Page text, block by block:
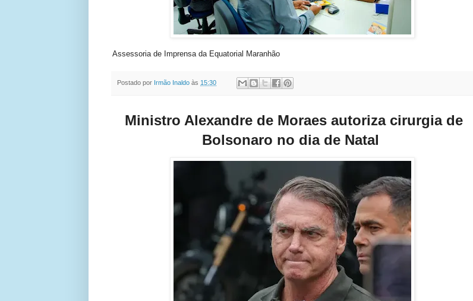
Assessoria de Imprensa da Equatorial Maranhão
Postado por Irmão Inaldo às 15:30
Ministro Alexandre de Moraes autoriza cirurgia de
Bolsonaro no dia de Natal